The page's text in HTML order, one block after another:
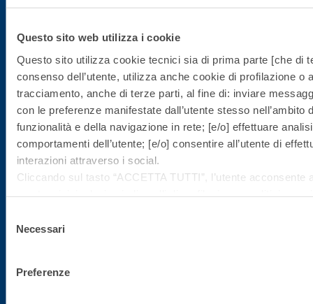
Questo sito web utilizza i cookie
Questo sito utilizza cookie tecnici sia di prima parte [che di
consenso dell’utente, utilizza anche cookie di profilazione o
tracciamento, anche di terze parti, al fine di: inviare
con le preferenze manifestate dall’utente stesso nell’ambito
funzionalità e della navigazione in rete; [e/o] effettuare
comportamenti dell’utente; [e/o] consentire all’utente di
interazioni attraverso i social.
Cliccando sul tasto “ACCETTA TUTTI”, l’utente acconsente
Se l’utente desidera gestire le proprie preferenze può
Cliccando sul bottone "RIFIUTA" l’utente non presta il
delNecessari
Preferenze
Rimani aggiornato con le ultime novità di Fassa Bortolo
Sede direzionale
Fassa S.r.l.
31027 Spresiano (TV)